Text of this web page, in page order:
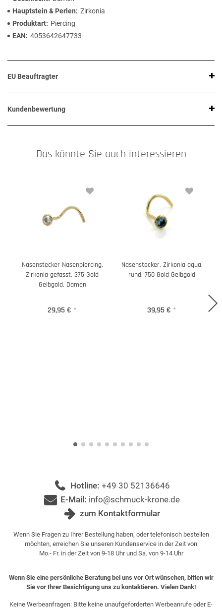
Hauptstein & Perlen
Zirkonia
Produktart
Piercing
EAN
4053642647733
EU Beauftragter
Kundenbewertung
Das könnte Sie auch interessieren
Nasenstecker Nasenpiercing,
Zirkonia gefasst, 375 Gold
Gelbgold, Damen
29,95 € *
Nasenstecker, Zirkonia aqua,
rund, 750 Gold Gelbgold
39,95 € *
Hotline: +49 30 52136646
E-Mail: info@schmuck-krone.de
zum Kontaktformular
Wenn Sie Fragen zu Ihrer Bestellung haben, oder telefonisch bestellen
möchten, erreichen Sie unseren Kundenservice in der Zeit von
Mo.- Fr. in der Zeit von 9-18 Uhr und Sa. von 9-14 Uhr
Wenn Sie eine persönliche Beratung bei uns vor Ort wünschen, bitten wir
Sie vor Ihrer Besichtigung uns zu kontaktieren. Vielen Dank!
Keine Werbeanfragen: Bitte keine unaufgeforderten Werbeanrufe oder E-